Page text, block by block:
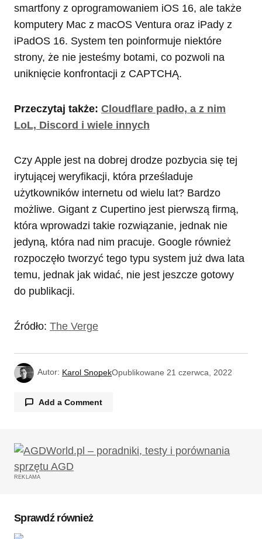
smartfony z oprogramowaniem iOS 16, ale także
komputery Mac z macOS Ventura oraz iPady z
iPadOS 16. System ten poinformuje niektóre
strony, że nie jesteśmy botami, co pozwoli na
uniknięcie konfrontacji z CAPTCHĄ.
Przeczytaj także: Cloudflare padło, a z nim
LoL, Discord i wiele innych
Czy Apple jest na dobrej drodze pozbycia się tej
irytującej weryfikacji, która prześladuje
użytkowników internetu od wielu lat? Bardzo
możliwe. Gigant z Cupertino jest pierwszą firmą,
która wprowadzi takie rozwiązanie, jednak nie
jedyną, która nad nim pracuje. Google również
rozpoczęło tworzyć tego typu system już dwa lata
temu, jednak jak widać, nie jest jeszcze gotowy
do publikacji.
Źródło: The Verge
Autor: Karol SnopekOpublikowane 21 czerwca, 2022
Add a Comment
Twój adres email nie zostanie opublikowany.
Wymagane pola są oznaczone
REKLAMA
Sprawdź również